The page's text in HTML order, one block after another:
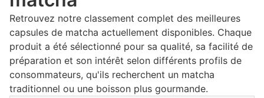
Retrouvez notre classement complet des meilleures
capsules de matcha actuellement disponibles. Chaque
produit a été sélectionné pour sa qualité, sa facilité de
préparation et son intérêt selon différents profils de
consommateurs, qu'ils recherchent un matcha
traditionnel ou une boisson plus gourmande.